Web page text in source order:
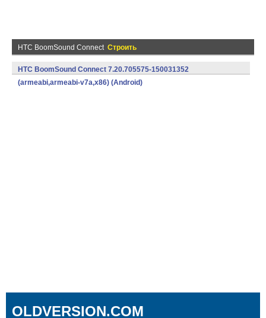
HTC BoomSound Connect Строить
HTC BoomSound Connect 7.20.705575-150031352
(armeabi,armeabi-v7a,x86) (Android)
OLDVERSION.COM